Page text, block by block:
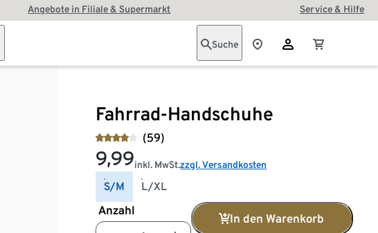
Angebote in Filiale & Supermarkt Service & Hilfe
Suche
Fahrrad-Handschuhe
(59)
9,99inkl. MwSt.zzgl. Versandkosten
S/M L/XL
Anzahl
In den Warenkorb